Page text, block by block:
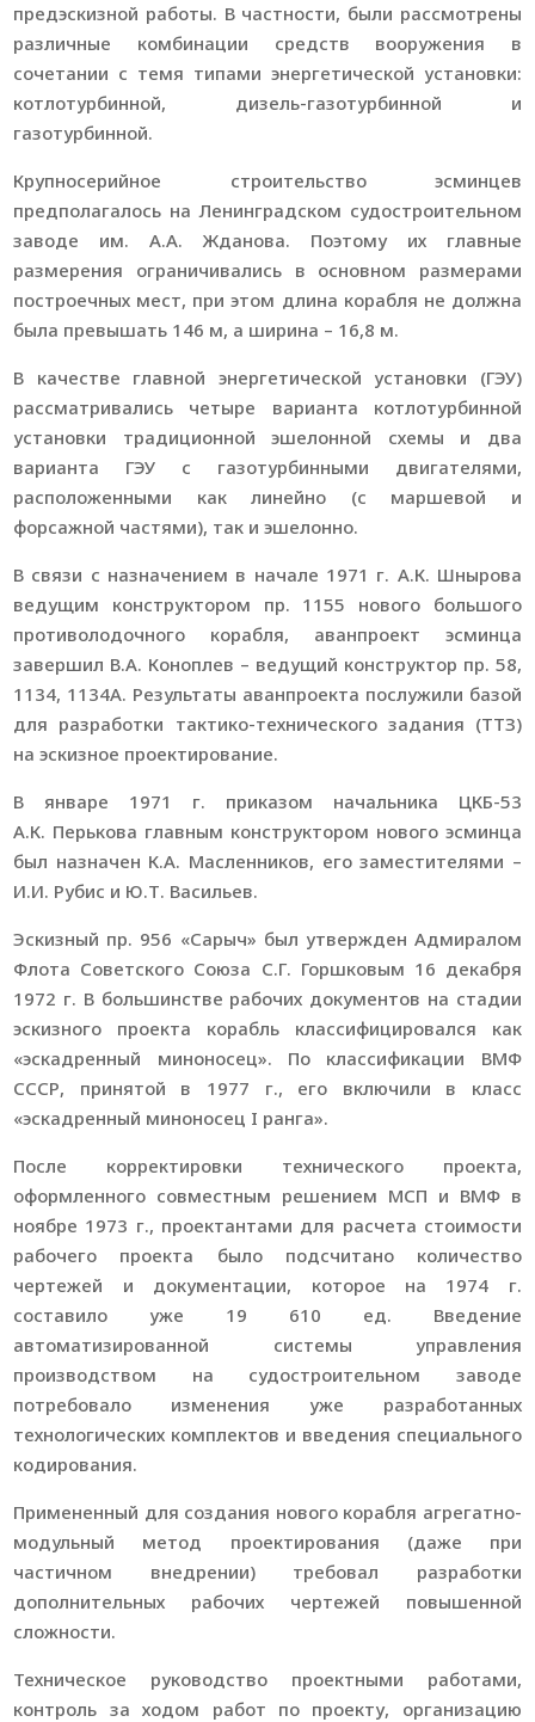
предэскизной работы. В частности, были рассмотрены
различные комбинации средств вооружения в
сочетании с темя типами энергетической установки:
котлотурбинной, дизель-газотурбинной и
газотурбинной.
Крупносерийное строительство эсминцев
предполагалось на Ленинградском судостроительном
заводе им. А.А. Жданова. Поэтому их главные
размерения ограничивались в основном размерами
построечных мест, при этом длина корабля не должна
была превышать 146 м, а ширина – 16,8 м.
В качестве главной энергетической установки (ГЭУ)
рассматривались четыре варианта котлотурбинной
установки традиционной эшелонной схемы и два
варианта ГЭУ с газотурбинными двигателями,
расположенными как линейно (с маршевой и
форсажной частями), так и эшелонно.
В связи с назначением в начале 1971 г. А.К. Шнырова
ведущим конструктором пр. 1155 нового большого
противолодочного корабля, аванпроект эсминца
завершил В.А. Коноплев – ведущий конструктор пр. 58,
1134, 1134А. Результаты аванпроекта послужили базой
для разработки тактико-технического задания (ТТЗ)
на эскизное проектирование.
В январе 1971 г. приказом начальника ЦКБ-53
А.К. Перькова главным конструктором нового эсминца
был назначен К.А. Масленников, его заместителями –
И.И. Рубис и Ю.Т. Васильев.
Эскизный пр. 956 «Сарыч» был утвержден Адмиралом
Флота Советского Союза С.Г. Горшковым 16 декабря
1972 г. В большинстве рабочих документов на стадии
эскизного проекта корабль классифицировался как
«эскадренный миноносец». По классификации ВМФ
СССР, принятой в 1977 г., его включили в класс
«эскадренный миноносец I ранга».
После корректировки технического проекта,
оформленного совместным решением МСП и ВМФ в
ноябре 1973 г., проектантами для расчета стоимости
рабочего проекта было подсчитано количество
чертежей и документации, которое на 1974 г.
составило уже 19 610 ед. Введение
автоматизированной системы управления
производством на судостроительном заводе
потребовало изменения уже разработанных
технологических комплектов и введения специального
кодирования.
Примененный для создания нового корабля агрегатно-
модульный метод проектирования (даже при
частичном внедрении) требовал разработки
дополнительных рабочих чертежей повышенной
сложности.
Техническое руководство проектными работами,
контроль за ходом работ по проекту, организацию